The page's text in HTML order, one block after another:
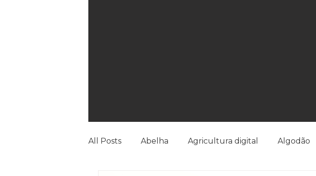
All Posts Abelha Agricultura digital Algodão